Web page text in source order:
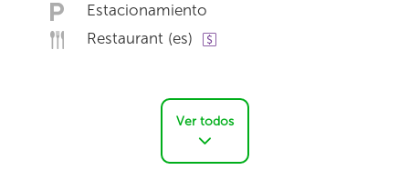
Estacionamiento
Restaurant (es)
Ver todos